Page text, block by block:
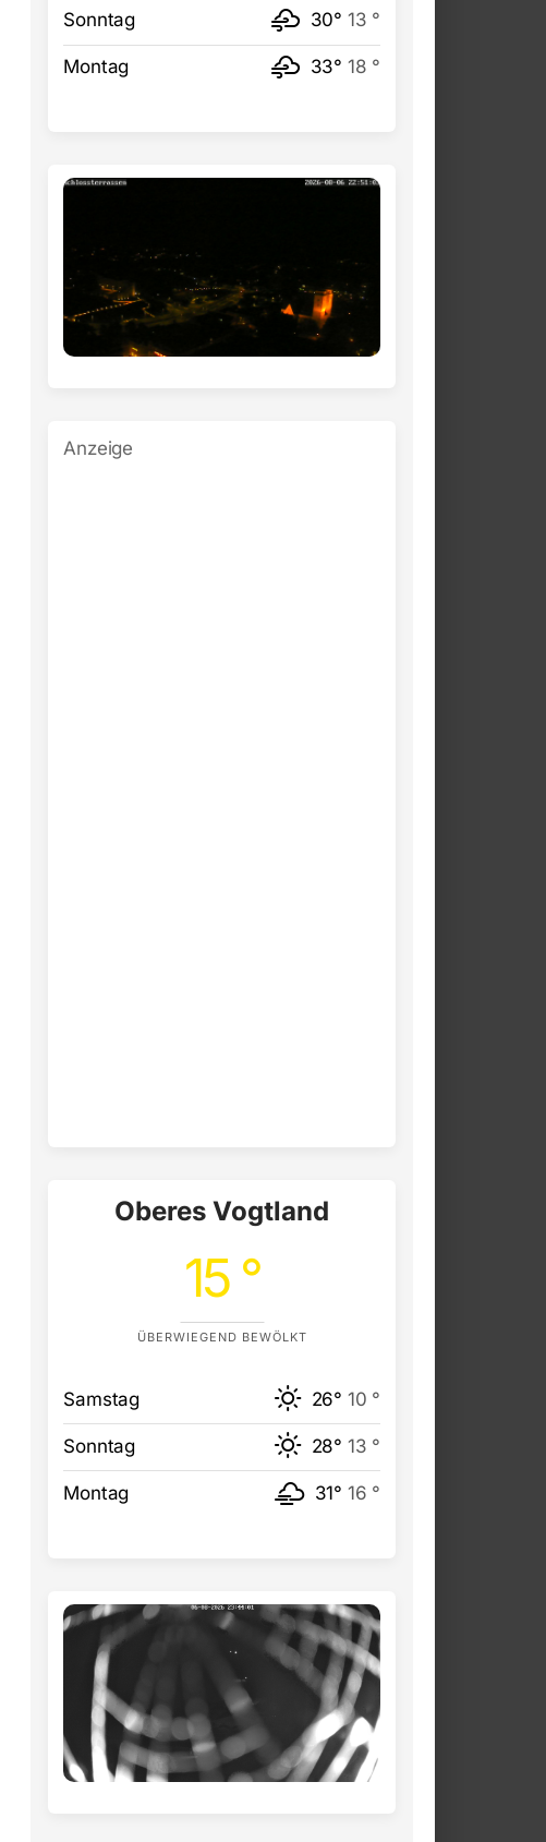
Sonntag 30° 13 °
Montag 33° 18 °
Anzeige
Oberes Vogtland
15 °
ÜBERWIEGEND BEWÖLKT
Samstag 26° 10 °
Sonntag 28° 13 °
Montag 31° 16 °